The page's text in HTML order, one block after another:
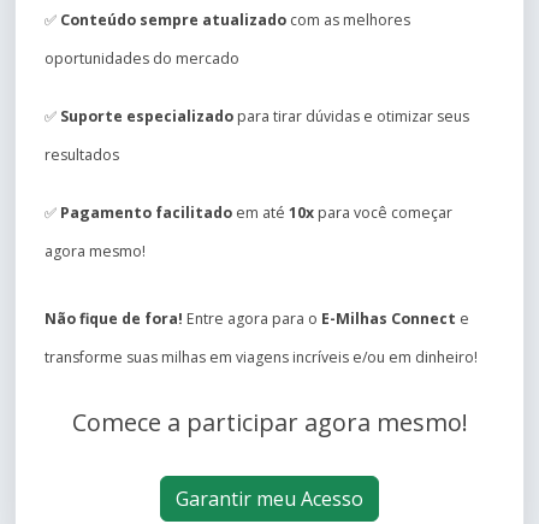
✅ Conteúdo sempre atualizado com as melhores
oportunidades do mercado
✅ Suporte especializado para tirar dúvidas e otimizar seus
resultados
✅ Pagamento facilitado em até 10x para você começar
agora mesmo!
Não fique de fora! Entre agora para o E-Milhas Connect e
transforme suas milhas em viagens incríveis e/ou em dinheiro!
Comece a participar agora mesmo!
Garantir meu Acesso